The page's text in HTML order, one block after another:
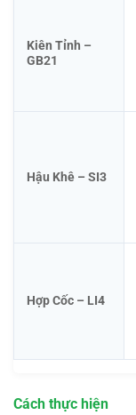
Kiên Tỉnh –
GB21
Hậu Khê – SI3
Hợp Cốc – LI4
Cách thực hiện